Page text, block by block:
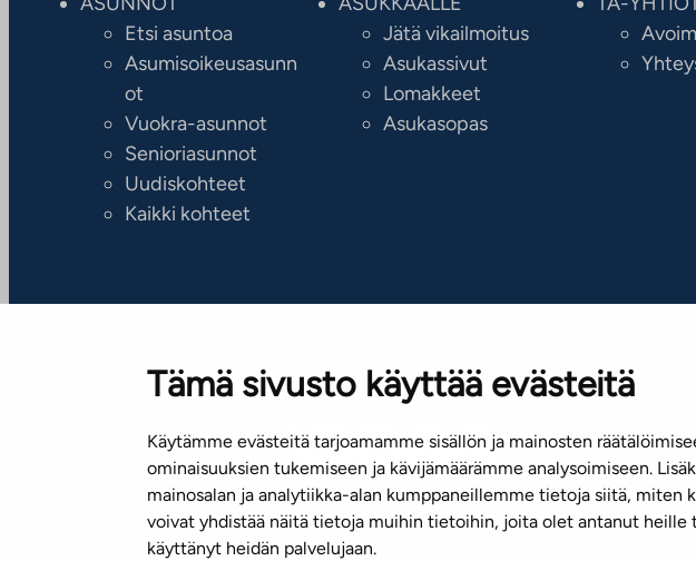
Tämä sivusto käyttää evästeitä
Käytämme evästeitä tarjoamamme sisällön ja mainosten
ominaisuuksien tukemiseen ja kävijämäärämme analysoimiseen.
mainosalan ja analytiikka-alan kumppaneillemme tietoja siitä, miten
voivat yhdistää näitä tietoja muihin tietoihin, joita olet antanut heille
käyttänyt heidän palvelujaan.
Etsi asuntoa
Asumisoikeusasunn
ot
Vuokra-asunnot
Senioriasunnot
Uudiskohteet
Kaikki kohteet
Jätä vikailmoitus
Asukassivut
Lomakkeet
Asukasopas
Tilaa uutiskirje Mediapankki